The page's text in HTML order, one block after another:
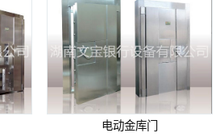
电动金库门